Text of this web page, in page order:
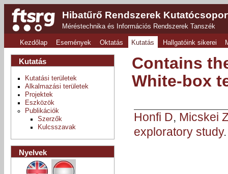
Hibatűrő Rendszerek
Méréstechnika és Információs Rendszerek Tanszék
Kezdőlap Események Oktatás Kutatás Hallgatóink sikerei
Contains
White-box
Honfi D, Micskei
exploratory study
Kutatás
Kutatási területek
Alkalmazási területek
Projektek
Eszközök
Publikációk
Szerzők
Kulcsszavak
Nyelvek